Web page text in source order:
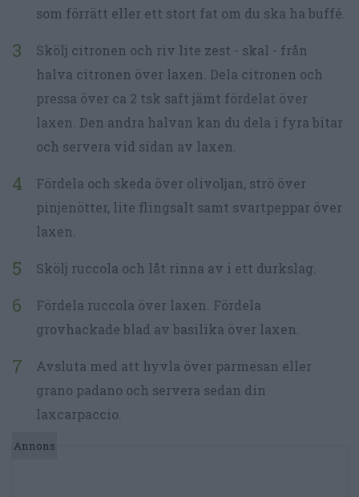
som förrätt eller ett stort fat om du ska ha buffé.
Skölj citronen och riv lite zest - skal - från
halva citronen över laxen. Dela citronen och
pressa över ca 2 tsk saft jämt fördelat över
laxen. Den andra halvan kan du dela i fyra bitar
och servera vid sidan av laxen.
Fördela och skeda över olivoljan, strö över
pinjenötter, lite flingsalt samt svartpeppar över
laxen.
Skölj ruccola och låt rinna av i ett durkslag.
Fördela ruccola över laxen. Fördela
grovhackade blad av basilika över laxen.
Avsluta med att hyvla över parmesan eller
grano padano och servera sedan din
laxcarpaccio.